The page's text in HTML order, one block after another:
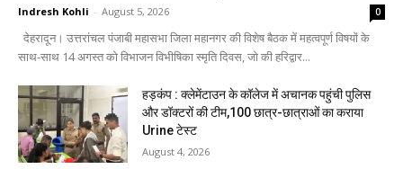
Indresh Kohli - August 5, 2026 0
देहरादून। उत्तरांचल पंजाबी महासभा जिला महानगर की विशेष बैठक में महत्वपूर्ण विषयों के
साथ-साथ 14 अगस्त को विभाजन विभीषिका स्मृति दिवस, जो की हरिद्वार...
हड़कंप : क्लेमेंटाउन के कॉलेज में अचानक पहुंची पुलिस
और डॉक्टरों की टीम,100 छात्र-छात्राओं का कराया
Urine टेस्ट
August 4, 2026